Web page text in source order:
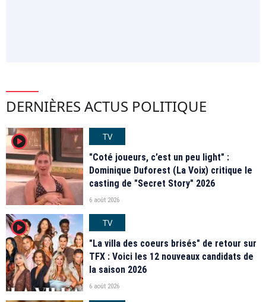
DERNIÈRES ACTUS POLITIQUE
player2
TV
"Coté joueurs, c’est un peu light" :
Dominique Duforest (La Voix) critique le
casting de "Secret Story" 2026
6 août 2026
player2
TV
"La villa des coeurs brisés" de retour sur
TFX : Voici les 12 nouveaux candidats de
la saison 2026
6 août 2026